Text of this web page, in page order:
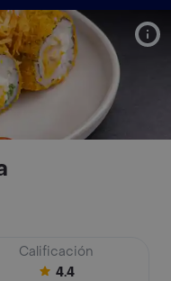
Calificación
4.4